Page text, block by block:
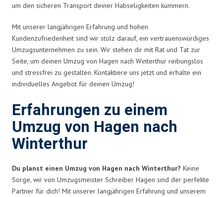
um den sicheren Transport deiner Habseligkeiten kümmern.
Mit unserer langjährigen Erfahrung und hohen
Kundenzufriedenheit sind wir stolz darauf, ein vertrauenswürdiges
Umzugsunternehmen zu sein. Wir stehen dir mit Rat und Tat zur
Seite, um deinen Umzug von Hagen nach Winterthur reibungslos
und stressfrei zu gestalten. Kontaktiere uns jetzt und erhalte ein
individuelles Angebot für deinen Umzug!
Erfahrungen zu einem
Umzug von Hagen nach
Winterthur
Du planst einen Umzug von Hagen nach Winterthur? Keine
Sorge, wir von Umzugsmeister Schreiber Hagen sind der perfekte
Partner für dich! Mit unserer langjährigen Erfahrung und unserem